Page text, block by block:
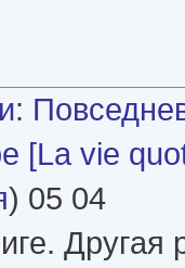
:
[La vie
) 05 04
Другая